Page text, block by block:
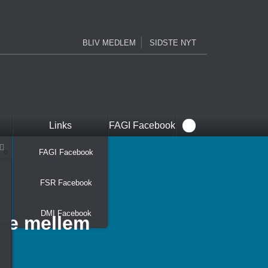
BLIV MEDLEM SIDSTE NYT
Links
FAGI Facebook
FSR Facebook
DMI Facebook
FAGI Facebook
mellem